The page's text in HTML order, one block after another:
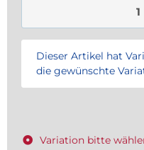
x
Dieser Artikel hat
die gewünschte
Variation bitte